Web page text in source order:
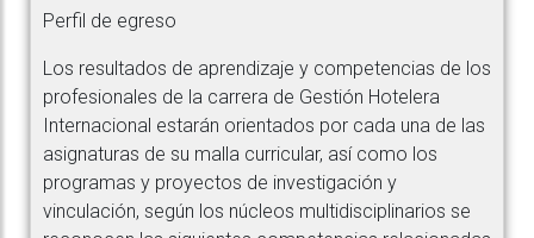
Perfil de egreso
Los resultados de aprendizaje y competencias de los
profesionales de la carrera de Gestión Hotelera
Internacional estarán orientados por cada una de las
asignaturas de su malla curricular, así como los
programas y proyectos de investigación y
vinculación, según los núcleos multidisciplinarios se